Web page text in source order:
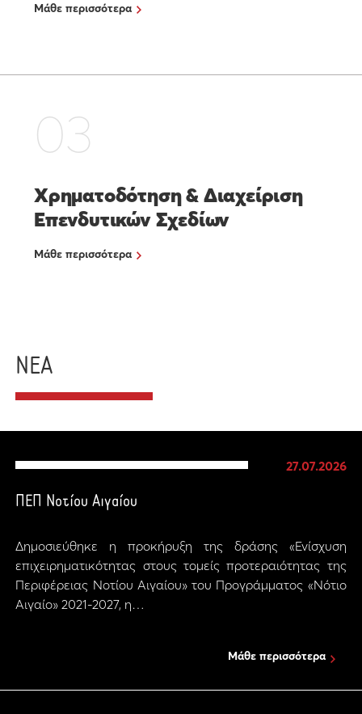
Μάθε περισσότερα
03
Χρηματοδότηση & Διαχείριση
Επενδυτικών Σχεδίων
Μάθε περισσότερα
ΝΕΑ
27.07.2026
ΠΕΠ Νοτίου Αιγαίου
Δημοσιεύθηκε η προκήρυξη της δράσης «Ενίσχυση
επιχειρηματικότητας στους τομείς προτεραιότητας της
Περιφέρειας Νοτίου Αιγαίου» του Προγράμματος «Νότιο
Αιγαίο» 2021-2027, η…
Μάθε περισσότερα